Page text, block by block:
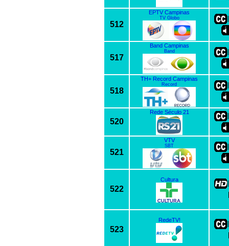
512
EPTV Campinas
TV Globo
517
Band Campinas
Band
518
TH+ Record Campinas
Record
520
Rede Século 21
521
VTV
SBT
522
Cultura
523
RedeTV!